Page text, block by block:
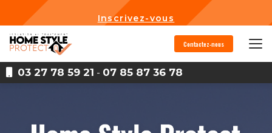
contenu
principal
Inscrivez-vous
03 27 78 59 21 - 07 85 87 36 78
Contactez-nous